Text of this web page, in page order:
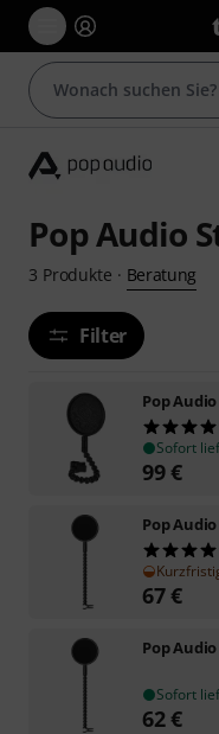
Pop Audio
3 Produkte · Beratung
Filter
Pop Audio
Sofort
99€
Pop Audio
67€
Pop Audio
Sofort
62€